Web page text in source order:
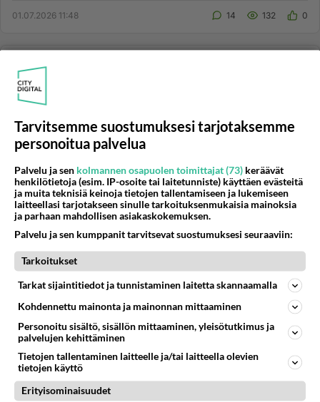
01.07.2026 11:48 14 132 0
Järviradio
Mitä mieltä toimittajista? Itse komppaan ..jos oikein
muistan nimen, Suvia. Asiallinen ja rauhallinen tyyppi,
antaa ihmi...
07.12.2020 11:52
ALAJÄRVI Vastattu 4pv
Mitä mieltä Alajärven Lidlistä?
Millaisia kokemuksia? Meillä vain positiivisia. Kaikki
toimii ja mukava henkilökunta....
23.06.2026 18:34 21 152
ALAJÄRVI Vastattu 4pv
Lämpökeskuksen yhteyteen sähköntuotanto
Tarvitsemme sähköä ja tarve vaan kasvaa joten oma
sähköntuotanto on tarpeen ja nyt ei myöhemmin vaan
Tarvitsemme suostumuksesi tarjotaksemme
personoitua palvelua
Palvelu ja sen kolmannen osapuolen toimittajat (73) keräävät
henkilötietoja (esim. IP-osoite tai laitetunniste) käyttäen evästeitä
ja muita teknisiä keinoja tietojen tallentamiseen ja lukemiseen
laitteellasi tarjotakseen sinulle tarkoituksenmukaisia mainoksia
ja parhaan mahdollisen asiakaskokemuksen.
Palvelu ja sen kumppanit tarvitsevat suostumuksesi seuraaviin:
Tarkoitukset
Tarkat sijaintitiedot ja tunnistaminen laitetta skannaamalla
Kohdennettu mainonta ja mainonnan mittaaminen
Personoitu sisältö, sisällön mittaaminen, yleisötutkimus ja
palvelujen kehittäminen
Tietojen tallentaminen laitteelle ja/tai laitteella olevien
tietojen käyttö
Erityisominaisuudet